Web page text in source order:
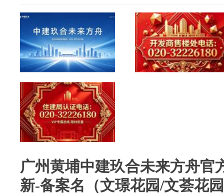
广州黄埔中建玖合未来方舟官
新-备案名（文璟花园/文荟花